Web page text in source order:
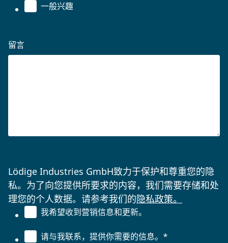
一般兴趣
留言
Lödige Industries GmbH致力于保护和尊重您的隐
私。为了向您提供所要求的内容，我们需要存储和处
理您的个人数据。请参考我们的隐私政策。
我希望收到营销信息和更新。
请与我联系，提供你需要的信息。 *